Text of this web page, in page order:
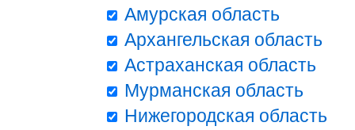
Амурская область
Архангельская область
Астраханская область
Мурманская область
Нижегородская область